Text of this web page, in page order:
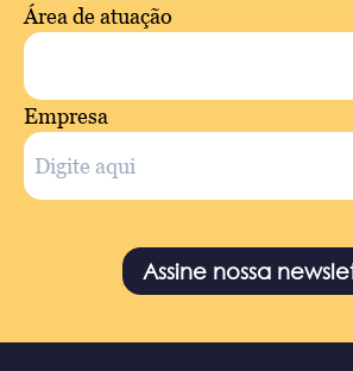
Área de atuação
Empresa
Assine nossa